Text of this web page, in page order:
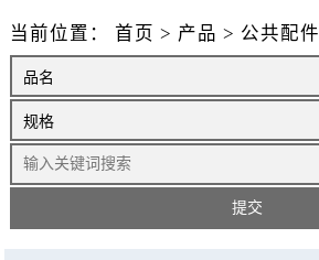
当前位置： 首页 > 产品 > 公共配件